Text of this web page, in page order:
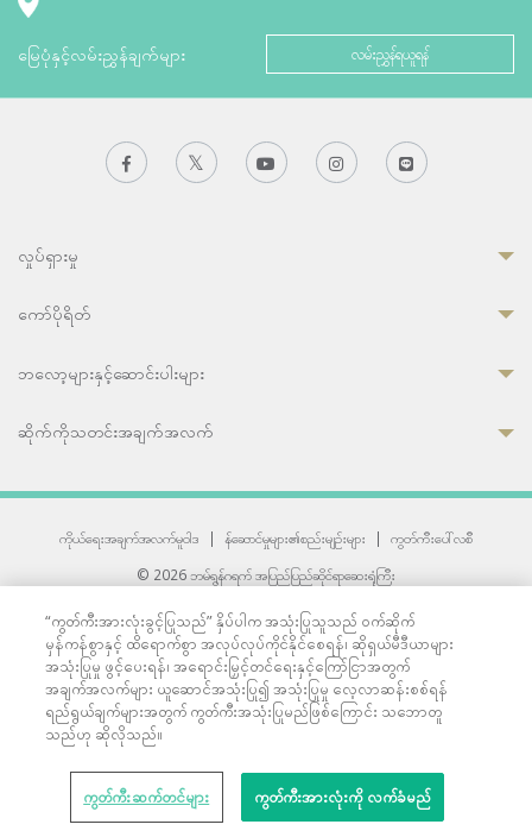
မြေပုံနှင့်လမ်းညွှန်ချက်များ လမ်းညွှန်ရယူရန်
လှုပ်ရှားမှု
ကော်ပိုရိတ်
ဘလော့များနှင့်ဆောင်းပါးများ
ဆိုက်ကိုသတင်းအချက်အလက်
ကိုယ်ရေးအချက်အလက်မူဝါဒ | န်ဆောင်မှုများ၏စည်းမျဉ်းများ |
ကွတ်ကီးပေါ်လစီ
© 2026 ဘမ်ရွန်ဂရက် အပြည်ပြည်ဆိုင်ရာဆေးရုံကြီး
33 Sukhumvit 3, Wattana, Bangkok 10110 Thailand.
All rights reserved.
“ကွတ်ကီးအားလုံးခွင့်ပြုသည်” နှိပ်ပါက အသုံးပြုသူသည် ဝက်ဆိုက်
မှန်ကန်စွာနှင့် ထိရောက်စွာ အလုပ်လုပ်ကိုင်နိုင်စေရန်၊ ဆိုရှယ်မီဒီယာများ
အသုံးပြုမှု ဖွင့်ပေးရန်၊ အရောင်းမြှင့်တင်ရေးနှင့်ကြော်ငြာအတွက်
အချက်အလက်များ ယူဆောင်အသုံးပြု၍ အသုံးပြုမှု လေ့လာဆန်းစစ်ရန်
ရည်ရွယ်ချက်များအတွက် ကွတ်ကီးအသုံးပြုမည်ဖြစ်ကြောင်း သဘောတူ
သည်ဟု ဆိုလိုသည်။
ကွတ်ကီးဆက်တင်များ ကွတ်ကီးအားလုံးကို လက်ခံမည်